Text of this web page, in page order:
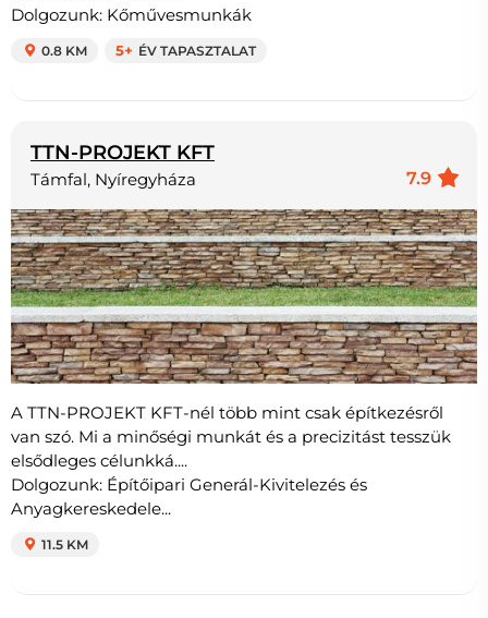
Dolgozunk: Kőművesmunkák
0.8 KM 5+ ÉV TAPASZTALAT
TTN-PROJEKT KFT
7.9
Támfal, Nyíregyháza
A TTN-PROJEKT KFT-nél több mint csak építkezésről
van szó. Mi a minőségi munkát és a precizitást tesszük
elsődleges célunkká....
Dolgozunk: Építőipari Generál-Kivitelezés és
Anyagkereskedele...
11.5 KM